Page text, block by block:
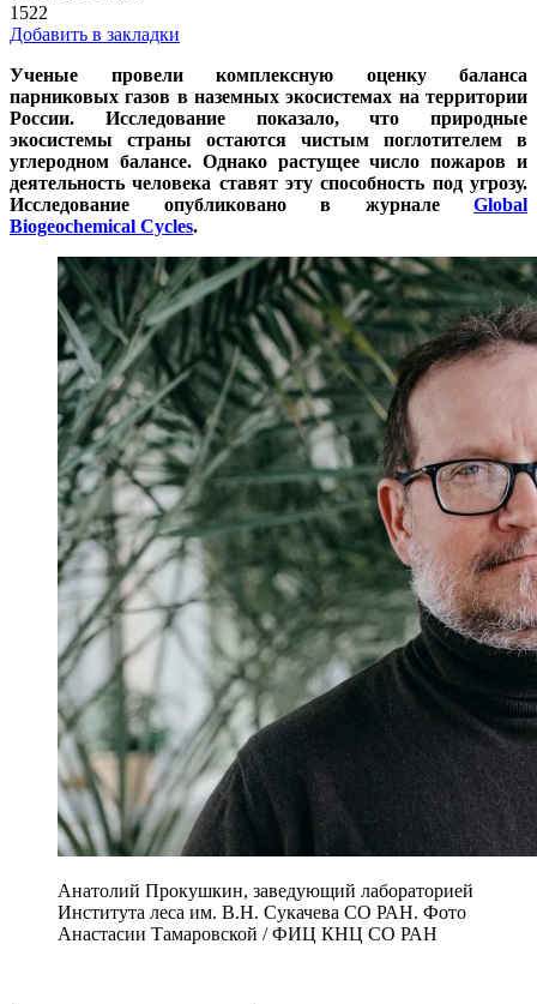
1522
Добавить в закладки
Ученые провели комплексную оценку баланса
парниковых газов в наземных экосистемах на территории
России. Исследование показало, что природные
экосистемы страны остаются чистым поглотителем в
углеродном балансе. Однако растущее число пожаров и
деятельность человека ставят эту способность под угрозу.
Исследование опубликовано в журнале Global
Biogeochemical Cycles.
Анатолий Прокушкин, заведующий лабораторией
Института леса им. В.Н. Сукачева СО РАН. Фото
Анастасии Тамаровской / ФИЦ КНЦ СО РАН